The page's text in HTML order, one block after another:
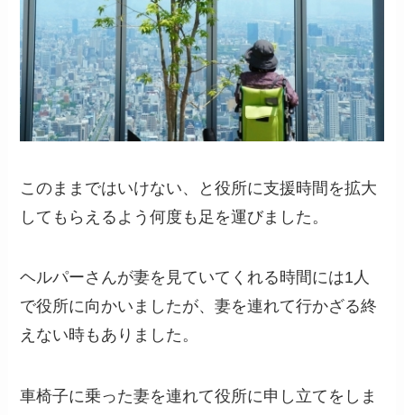
このままではいけない、と役所に支援時間を拡大
してもらえるよう何度も足を運びました。
ヘルパーさんが妻を見ていてくれる時間には1人
で役所に向かいましたが、妻を連れて行かざる終
えない時もありました。
車椅子に乗った妻を連れて役所に申し立てをしま